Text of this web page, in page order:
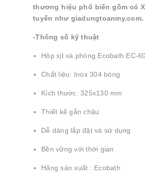
thương hiệu phổ biến gồm có
tuyến như giadungtoanmy.com.
-Thông số kỹ thuật
Hộp xịt xà phòng Ecobath EC-
Chất liệu: Inox 304 bóng
Kích thước: 325x130 mm
Thiết kế gắn chậu
Dễ dàng lắp đặt và sử dụng
Bền vững với thời gian
Hãng sản xuất : Ecobath